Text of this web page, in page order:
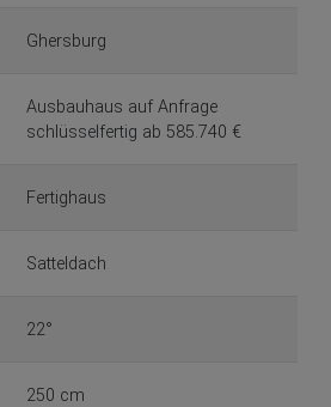
Ghersburg
Ausbauhaus auf Anfrage
schlüsselfertig ab 585.740 €
Fertighaus
Satteldach
22°
250 cm